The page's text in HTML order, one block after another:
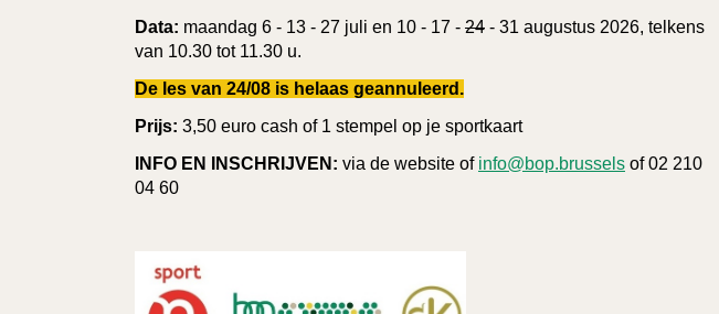
Data: maandag 6 - 13 - 27 juli en 10 - 17 - 24 - 31 augustus 2026, telkens
van 10.30 tot 11.30 u.
De les van 24/08 is helaas geannuleerd.
Prijs: 3,50 euro cash of 1 stempel op je sportkaart
INFO EN INSCHRIJVEN: via de website of info@bop.brussels of 02 210
04 60